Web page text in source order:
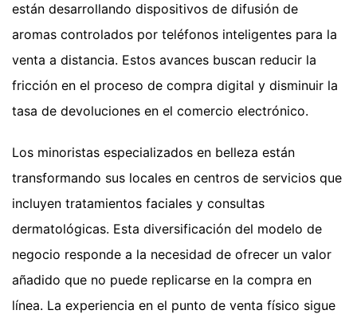
están desarrollando dispositivos de difusión de
aromas controlados por teléfonos inteligentes para la
venta a distancia. Estos avances buscan reducir la
fricción en el proceso de compra digital y disminuir la
tasa de devoluciones en el comercio electrónico.
Los minoristas especializados en belleza están
transformando sus locales en centros de servicios que
incluyen tratamientos faciales y consultas
dermatológicas. Esta diversificación del modelo de
negocio responde a la necesidad de ofrecer un valor
añadido que no puede replicarse en la compra en
línea. La experiencia en el punto de venta físico sigue